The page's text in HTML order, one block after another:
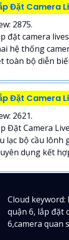
Đặt Camera
2875.
đặt camera
hệ thống
toàn bộ diễn
Đặt Camera
2621.
Đặt Camera
lạc bộ cầu lônh
dụng kết
Cloud keyword:
quận 6, lắp đặt
6,camera quan